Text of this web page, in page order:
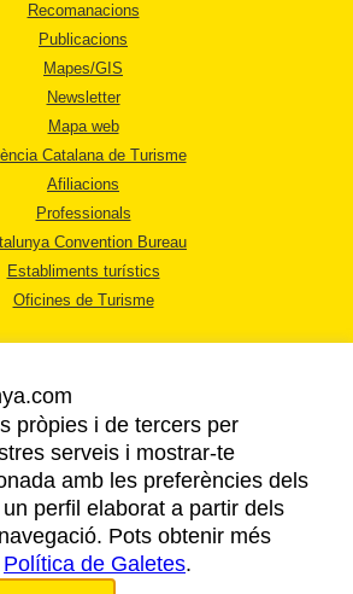
Recomanacions
Publicacions
Mapes/GIS
Newsletter
Mapa web
Catalana de Turisme
Afiliacions
Professionals
Convention Bureau
Establiments turístics
Oficines de Turisme
AVÍS LEGAL
POLÍTICA DE PRIVACITAT
COOKIES
ACCESSIBILITAT
pròpies i de tercers per
serveis i mostrar-te
amb les preferències dels
perfil elaborat a partir dels
Pots obtenir més
Política de Galetes.